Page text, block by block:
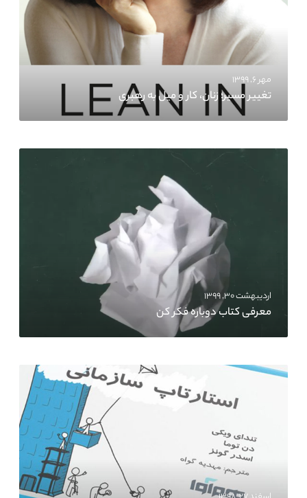
مهر ۶, ۱۳۹۹
تغییر مسیر؛ زنان، کار و میل به رهبری
اردیبهشت ۳۰, ۱۳۹۹
معرفی کتاب دوباره فکر کن